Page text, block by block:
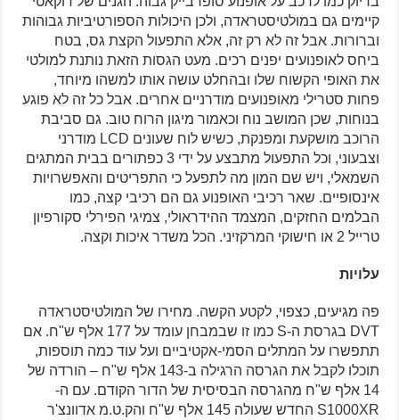
קיימים גם במולטיסטראדה, ולכן היכולות הספורטיביות גבוהות
וברורות. אבל זה לא רק זה, אלא התפעול הקצת גס, בטח
ביחס לאופנועים יפנים רכים. מעט הגסות הזאת נותנת למולטי
את האופי הקשוח שלו ובהחלט עושה אותו למשהו מיוחד,
פחות סטרילי מאופנועים מודרניים אחרים. אבל כל זה לא פוגע
בנוחות, שכן המושב נוח וכאמור מיגון הרוח טוב. גם סביבת
הרוכב מושקעת ומפנקת, כשיש לוח שעונים LCD מודרני
וצבעוני, וכל התפעול מתבצע על ידי 3 כפתורים בבית המתגים
השמאלי, ויש שם המון מה לתפעל כי התפריטים והאפשרויות
אינסופיים. שאר רכיבי האופנוע גם הם רכיבי קצה, כמו
הבלמים החזקים, המצמד ההידראולי, צמיגי הפירלי סקורפיון
טרייל 2 או חישוקי המרקזיני. הכל משדר איכות וקצה.
עלויות
פה מגיעים, כצפוי, לקטע הקשה. מחירו של המולטיסטראדה
DVT בגרסת ה-S כמו זו שבמבחן עומד על 177 אלף ש"ח. אם
תתפשרו על המתלים הסמי-אקטיביים ועל עוד כמה תוספות,
תוכלו לקבל את הגרסה הרגילה ב-143 אלף ש"ח – הורדה של
14 אלף ש"ח מהגרסה הבסיסית של הדור הקודם. עם ה-
S1000XR החדש שעולה 145 אלף ש"ח והק.ט.מ אדוונצ'ר